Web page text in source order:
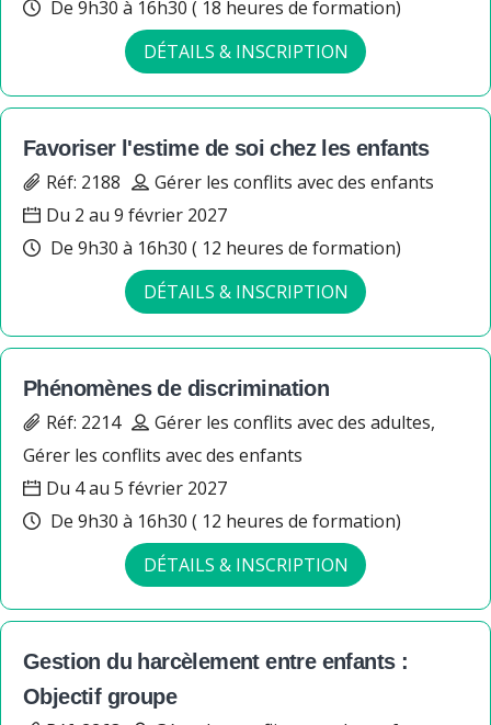
De 9h30 à 16h30 ( 18 heures de formation)
DÉTAILS & INSCRIPTION
Favoriser l'estime de soi chez les enfants
Réf: 2188
Gérer les conflits avec des enfants
Du 2 au 9 février 2027
De 9h30 à 16h30 ( 12 heures de formation)
DÉTAILS & INSCRIPTION
Phénomènes de discrimination
Réf: 2214
Gérer les conflits avec des adultes,
Gérer les conflits avec des enfants
Du 4 au 5 février 2027
De 9h30 à 16h30 ( 12 heures de formation)
DÉTAILS & INSCRIPTION
Gestion du harcèlement entre enfants :
Objectif groupe